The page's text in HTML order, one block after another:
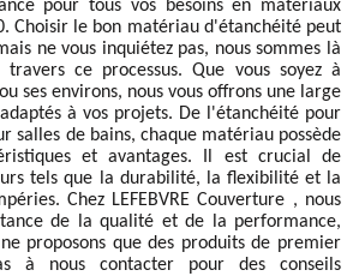
pour tous vos besoins en matériaux
Choisir le bon matériau d'étanchéité peut
ne vous inquiétez pas, nous sommes là
ce processus. Que vous soyez à
ses environs, nous vous offrons une large
à vos projets. De l'étanchéité pour
salles de bains, chaque matériau possède
et avantages. Il est crucial de
tels que la durabilité, la flexibilité et la
Chez LEFEBVRE Couverture , nous
de la qualité et de la performance,
proposons que des produits de premier
à nous contacter pour des conseils